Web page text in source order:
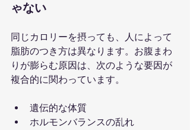
ゃない
同じカロリーを摂っても、人によって
脂肪のつき方は異なります。お腹まわ
りが膨らむ原因は、次のような要因が
複合的に関わっています。
遺伝的な体質
ホルモンバランスの乱れ